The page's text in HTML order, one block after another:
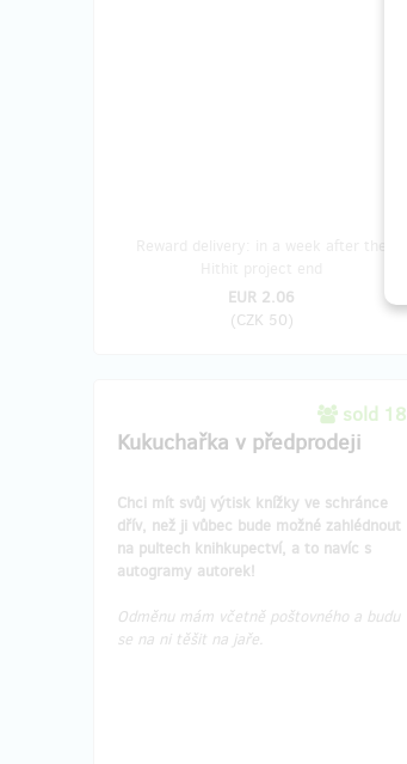
EUR 2.06
(CZK 50)
sold 18
Kukuchařka v předprodeji
Chci mít svůj výtisk knížky ve schránce
dřív, než ji vůbec bude možné zahlédnout
na pultech knihkupectví, a to navíc s
autogramy autorek!
Odměnu mám včetně poštovného a budu
se na ni těšit na jaře.